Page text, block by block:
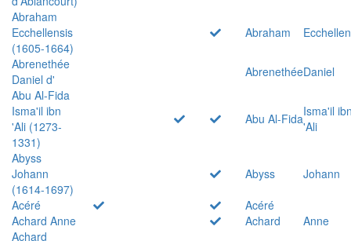
Abraham
Ecchellensis
(1605-1664)
Abraham
Abrenethée
Daniel d'
AbrenethéeDaniel
Abu Al-Fida
Isma'il ibn
'Ali (1273-
1331)
Abu Al-FidaIsma'il
'Ali
Abyss
Johann
(1614-1697)
Abyss
Johann
Acéré
Acéré
Achard Anne
Achard
Anne
Achard